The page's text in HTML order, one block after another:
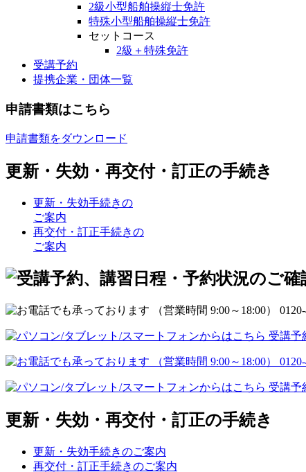
2級小型船舶操縦士免許
特殊小型船舶操縦士免許
セットコース
2級 ＋特殊免許
受講予約
提携企業・団体一覧
申請書類はこちら
申請書類をダウンロード
更新・失効・再交付・訂正の手続き
更新・失効手続きの
ご案内
再交付・訂正手続きの
ご案内
更新・失効・再交付・訂正の手続き
更新・失効手続きのご案内
再交付・訂正手続きのご案内